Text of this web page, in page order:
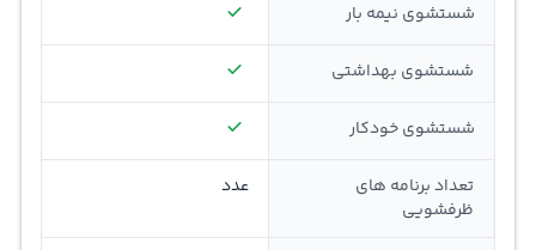
شستشوی نیمه بار
شستشوی بهداشتی
شستشوی خودکار
تعداد برنامه های
ظرفشویی
عدد